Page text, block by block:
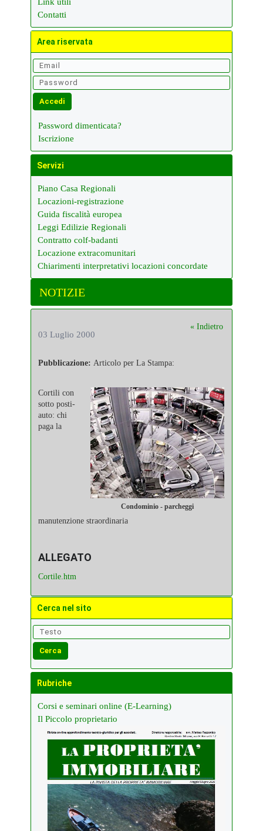
Contatti
Area riservata
Password dimenticata?
Iscrizione
Servizi
Piano Casa Regionali
Locazioni-registrazione
Guida fiscalità europea
Leggi Edilizie Regionali
Contratto colf-badanti
Locazione extracomunitari
Chiarimenti interpretativi locazioni concordate
NOTIZIE
« Indietro
03 Luglio 2000
Pubblicazione: Articolo per La Stampa:
Condominio - parcheggi
Cortili con
sotto posti-
auto: chi
paga la
manutenzione straordinaria
ALLEGATO
Cortile.htm
Cerca nel sito
Rubriche
Corsi e seminari online (E-Learning)
Il Piccolo proprietario